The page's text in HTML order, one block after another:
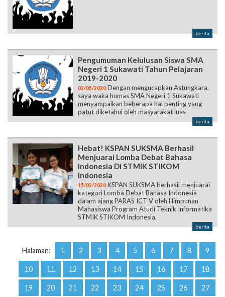
berita
Pengumuman Kelulusan Siswa SMA
Negeri 1 Sukawati Tahun Pelajaran
2019-2020
02/05/2020 Dengan mengucapkan Astungkara,
saya waka humas SMA Negeri 1 Sukawati
menyampaikan beberapa hal penting yang
patut diketahui oleh masyarakat luas
berita
Hebat! KSPAN SUKSMA Berhasil
Menjuarai Lomba Debat Bahasa
Indonesia Di STMIK STIKOM
Indonesia
15/02/2020 KSPAN SUKSMA berhasil menjuarai
kategori Lomba Debat Bahasa Indonesia
dalam ajang PARAS ICT V oleh Himpunan
Mahasiswa Program Atudi Teknik Informatika
STMIK STIKOM Indonesia.
berita
Halaman: 1 2 3 4 5 6 7 8 9
10 11 12 13 14 15 16 17 18
19 20 21 22 23 24 25 26 27